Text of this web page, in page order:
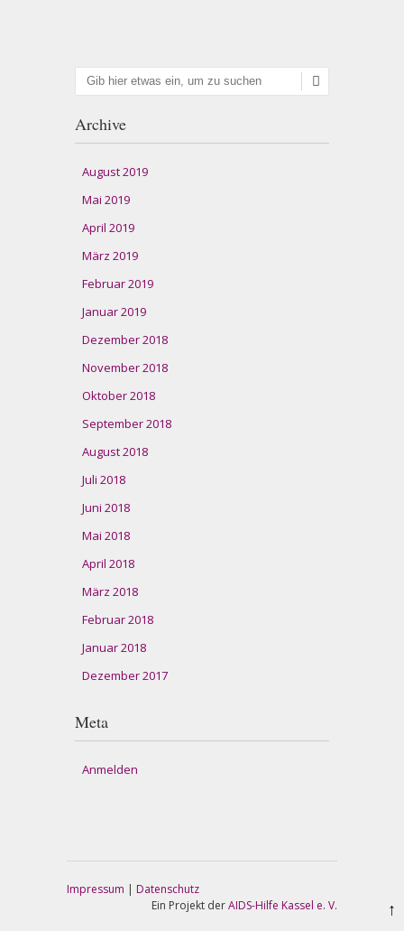
Suchen
Archive
August 2019
Mai 2019
April 2019
März 2019
Februar 2019
Januar 2019
Dezember 2018
November 2018
Oktober 2018
September 2018
August 2018
Juli 2018
Juni 2018
Mai 2018
April 2018
März 2018
Februar 2018
Januar 2018
Dezember 2017
Meta
Anmelden
Impressum | Datenschutz
Ein Projekt derAIDS-Hilfe Kassel e. V. ↑